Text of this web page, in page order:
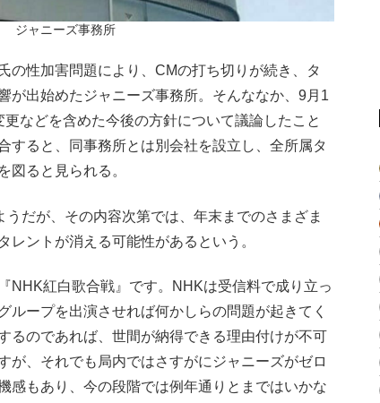
ジャニーズ事務所
性加害問題により、CMの打ち切りが続き、タ
が出始めたジャニーズ事務所。そんななか、9月1
などを含めた今後の方針について議論したこと
すると、同事務所とは別会社を設立し、全所属タ
図ると見られる。
だが、その内容次第では、年末までのさまざま
レントが消える可能性があるという。
NHK紅白歌合戦』です。NHKは受信料で成り立っ
ループを出演させれば何かしらの問題が起きてく
るのであれば、世間が納得できる理由付けが不可
が、それでも局内ではさすがにジャニーズがゼロ
感もあり、今の段階では例年通りとまではいかな